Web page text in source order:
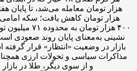
هزار تومان کاهش یافت؛ سکه
۴۰۰ هزار تومان
نشینی به‌معنای پایان روند صعودی
بازار در وضعیت «انتظار» قرار
مذاکرات سیاسی و تحولات ارزی
و از سوی دیگر، طلا در بازار